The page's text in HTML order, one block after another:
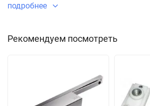
подробнее
Рекомендуем посмотреть